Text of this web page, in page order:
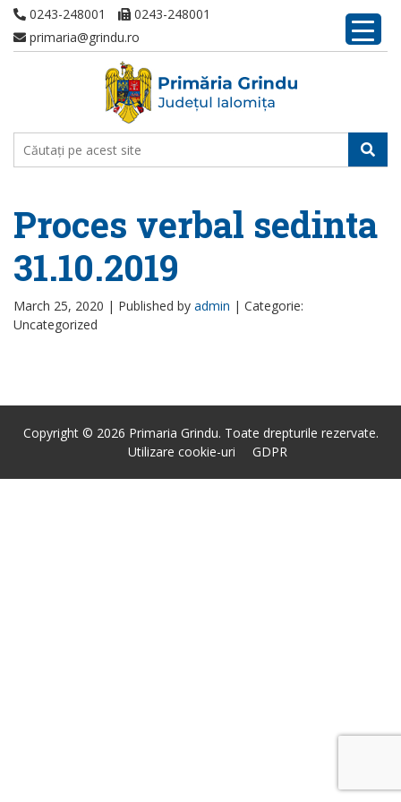
0243-248001
0243-248001
primaria@grindu.ro
Proces verbal sedinta
31.10.2019
March 25, 2020 | Published by admin | Categorie:
Uncategorized
Copyright © 2026 Primaria Grindu. Toate drepturile rezervate.
Utilizare cookie-uri
GDPR